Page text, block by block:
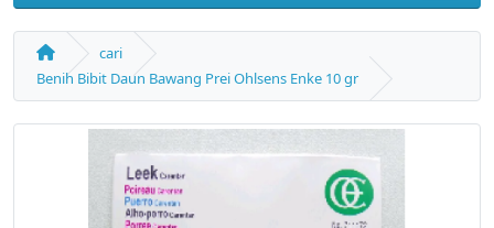
cari
Benih Bibit Daun Bawang Prei Ohlsens Enke 10 gr